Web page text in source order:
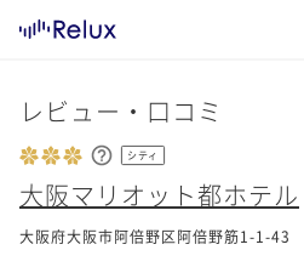
レビュー・口コミ
シティ
大阪マリオット都ホテル
大阪府大阪市阿倍野区阿倍野筋1-1-43